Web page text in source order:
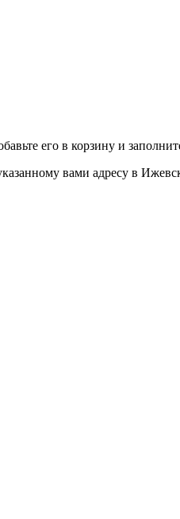
его в корзину и
вами адресу в